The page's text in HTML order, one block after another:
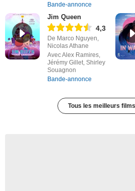
Bande-annonce
Jim Queen
4,3
De Marco Nguyen,
Nicolas Athane
Avec Alex Ramires,
Jérémy Gillet, Shirley
Souagnon
Bande-annonce
Tous les meilleurs